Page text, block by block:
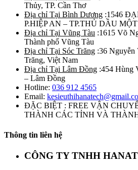
Thủy, TP. Cần Thơ
Địa chỉ Tại Bình Dương :1546
P.HIỆP AN – TP.THỦ DẦU
Địa chỉ Tại Vũng Tàu :1615 Võ
Thành phố Vũng Tàu
Địa chỉ Tại Sóc Trăng :36 Nguyễn
Trăng, Việt Nam
Địa chỉ Tại Lâm Đồng :454 Hùng
– Lâm Đồng
Hotline: 036 912 4565
Email:
ĐẶC BIỆT : FREE VẬN
THÀNH CÁC TỈNH VÀ
Thông tin liên hệ
CÔNG TY TNHH